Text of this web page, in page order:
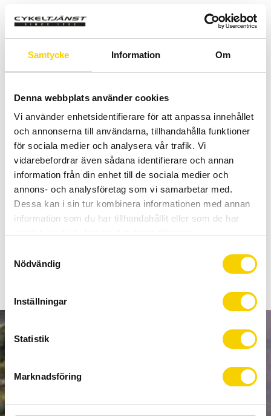
Samtycke Information Om
Denna webbplats använder cookies
Vi använder enhetsidentifierare för att anpassa innehållet
och annonserna till användarna, tillhandahålla funktioner
för sociala medier och analysera vår trafik. Vi
vidarebefordrar även sådana identifierare och annan
information från din enhet till de sociala medier och
annons- och analysföretag som vi samarbetar med.
Dessa kan i sin tur kombinera informationen med annan
information som du har tillhandahållit eller som de har
y
c
k
s
v
a
Nödvändig
Inställningar
Statistik
Marknadsföring
479:-
KÖP
Certifierad cykelservice & Shimano Service Center
Allt inom cykel på ett ställe
Kunnig personal och hög kundnöjdhet
Lagerstatus
1 st i lager
PRENUMERERA